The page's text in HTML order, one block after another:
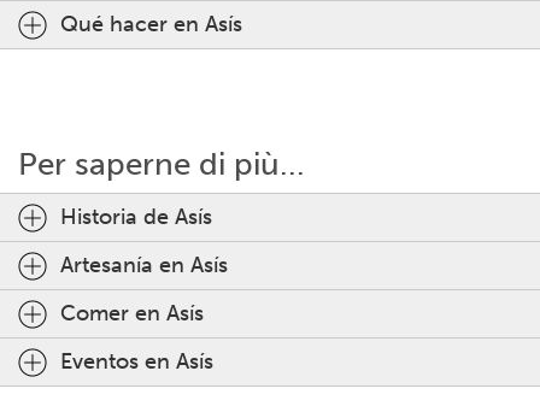
Qué hacer en Asís
Per saperne di più...
Historia de Asís
Artesanía en Asís
Comer en Asís
Eventos en Asís